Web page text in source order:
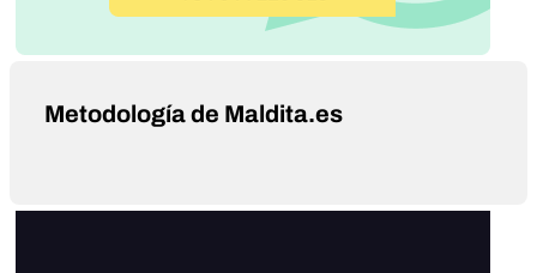
Metodología de Maldita.es